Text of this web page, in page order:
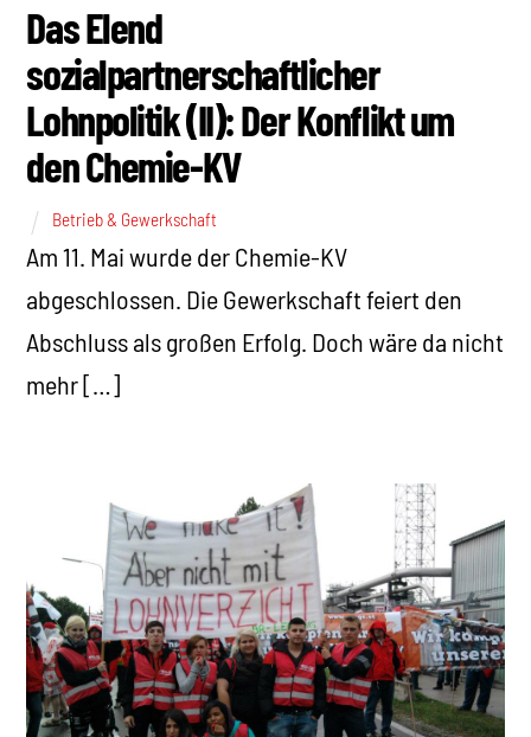
Das Elend
sozialpartnerschaftlicher
Lohnpolitik (II): Der Konflikt um
den Chemie-KV
Betrieb & Gewerkschaft
Am 11. Mai wurde der Chemie-KV
abgeschlossen. Die Gewerkschaft feiert den
Abschluss als großen Erfolg. Doch wäre da nicht
mehr […]